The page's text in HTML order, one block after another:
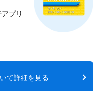
プリ
て詳細を見る